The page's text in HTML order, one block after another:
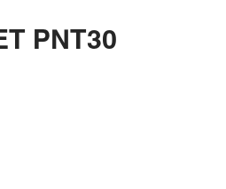
PNT30